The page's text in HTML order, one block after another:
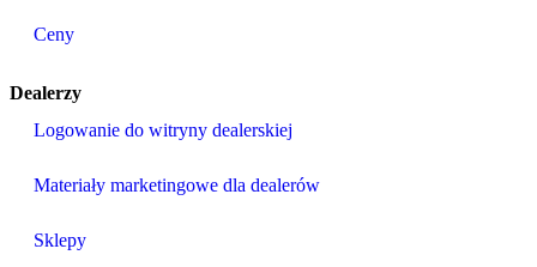
Ceny
Dealerzy
Logowanie do witryny dealerskiej
Materiały marketingowe dla dealerów
Sklepy